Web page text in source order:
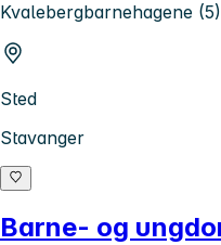
Kvalebergbarnehagene
Sted
Stavanger
Barne- og